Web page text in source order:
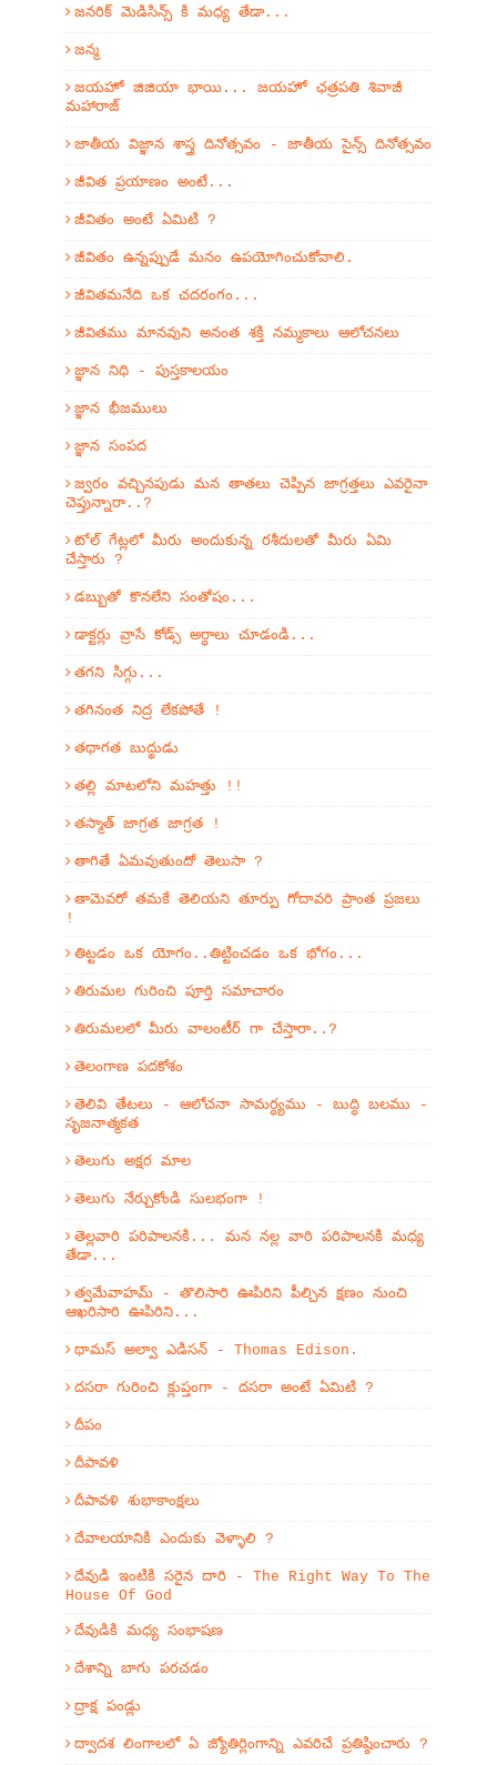
జనరిక్ మెడిసిన్స్ కి మధ్య తేడా...
జన్మ
జయహో జిజియా భాయి... జయహో ఛత్రపతి శివాజీ
మహారాజ్
జాతీయ విజ్ఞాన శాస్త్ర దినోత్సవం - జాతీయ సైన్స్ దినోత్సవం
జీవిత ప్రయాణం అంటే...
జీవితం అంటే ఏమిటి ?
జీవితం ఉన్నప్పుడే మనం ఉపయోగించుకోవాలి.
జీవితమనేది ఒక చదరంగం...
జీవితము మానవుని అనంత శక్తి నమ్మకాలు ఆలోచనలు
జ్ఞాన నిధి - పుస్తకాలయం
జ్ఞాన భీజములు
జ్ఞాన సంపద
జ్వరం వచ్చినపుడు మన తాతలు చెప్పిన జాగ్రత్తలు ఎవరైనా
చెప్తున్నారా..?
టోల్ గేట్లలో మీరు అందుకున్న రశీదులతో మీరు ఏమి
చేస్తారు ?
డబ్బుతో కొనలేని సంతోషం...
డాక్టర్లు వ్రాసే కోడ్స్ అర్ధాలు చూడండి...
తగని సిగ్గు...
తగినంత నిద్ర లేకపోతే !
తథాగత బుద్థుడు
తల్లి మాటలోని మహత్తు !!
తస్మాత్ జాగ్రత జాగ్రత !
తాగితే ఏమవుతుందో తెలుసా ?
తామెవరో తమకే తెలియని తూర్పు గోదావరి ప్రాంత ప్రజలు
!
తిట్టడం ఒక యోగం..తిట్టించడం ఒక భోగం...
తిరుమల గురించి పూర్తి సమాచారం
తిరుమలలో మీరు వాలంటీర్ గా చేస్తారా..?
తెలంగాణ పదకోశం
తెలివి తేటలు - ఆలోచనా సామర్ధ్యము - బుద్ధి బలము -
సృజనాత్మకత
తెలుగు అక్షర మాల
తెలుగు నేర్చుకోండి సులభంగా !
తెల్లవారి పరిపాలనకి... మన నల్ల వారి పరిపాలనకి మధ్య
తేడా...
త్వమేవాహమ్‌ - తొలిసారి ఊపిరిని పీల్చిన క్షణం నుంచి
ఆఖరిసారి ఊపిరిని...
థామస్ అల్వా ఎడిసన్ - Thomas Edison.
దసరా గురించి క్లుప్తంగా - దసరా అంటే ఏమిటి ?
దీపం
దీపావళి
దీపావళి శుభాకాంక్షలు
దేవాలయానికి ఎందుకు వెళ్ళాలి ?
దేవుడి ఇంటికి సరైన దారి - The Right Way To The
House Of God
దేవుడికి మధ్య సంభాషణ
దేశాన్ని బాగు పరచడం
ద్రాక్ష పండ్లు
ద్వాదశ లింగాలలో ఏ జ్యోతిర్లింగాన్ని ఎవరిచే ప్రతిష్ఠించారు ?